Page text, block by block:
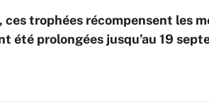
ces trophées récompensent les
été prolongées jusqu’au 19